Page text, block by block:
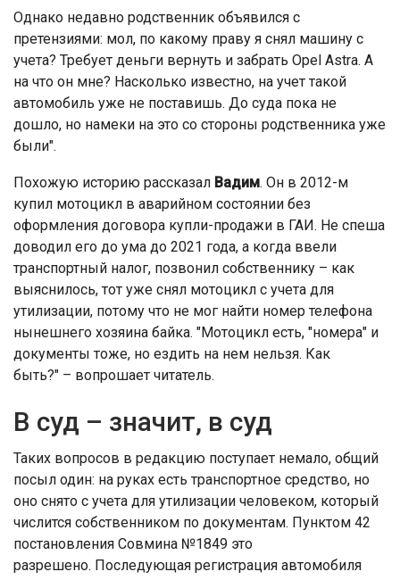
Однако недавно родственник объявился с
претензиями: мол, по какому праву я снял машину с
учета? Требует деньги вернуть и забрать Opel Astra. А
на что он мне? Насколько известно, на учет такой
автомобиль уже не поставишь. До суда пока не
дошло, но намеки на это со стороны родственника уже
были".
Похожую историю рассказал Вадим. Он в 2012-м
купил мотоцикл в аварийном состоянии без
оформления договора купли-продажи в ГАИ. Не спеша
доводил его до ума до 2021 года, а когда ввели
транспортный налог, позвонил собственнику – как
выяснилось, тот уже снял мотоцикл с учета для
утилизации, потому что не мог найти номер телефона
нынешнего хозяина байка. "Мотоцикл есть, "номера" и
документы тоже, но ездить на нем нельзя. Как
быть?" – вопрошает читатель.
В суд – значит, в суд
Таких вопросов в редакцию поступает немало, общий
посыл один: на руках есть транспортное средство, но
оно снято с учета для утилизации человеком, который
числится собственником по документам. Пунктом 42
постановления Совмина №1849 это
разрешено. Последующая регистрация автомобиля